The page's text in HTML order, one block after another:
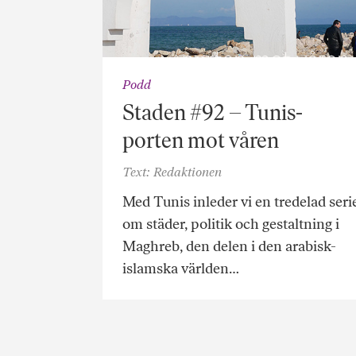
Podd
Staden #92 – Tunis-
porten mot våren
Text: Redaktionen
Med Tunis inleder vi en tredelad
om städer, politik och gestaltning i
Maghreb, den delen i den arabisk-
islamska världen…